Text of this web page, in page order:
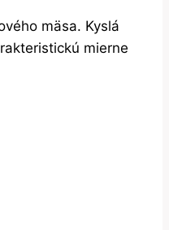
mäsa. Kyslá
mierne